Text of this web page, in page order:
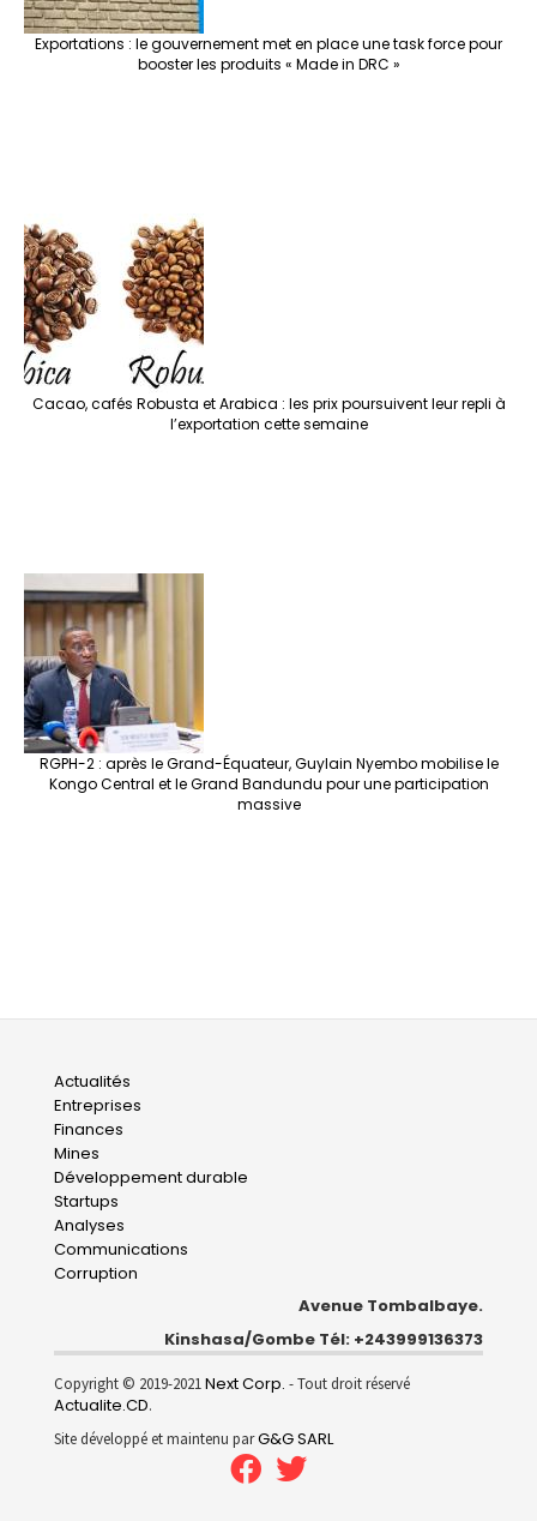
Exportations : le gouvernement met en place une task force pour
booster les produits « Made in DRC »
Cacao, cafés Robusta et Arabica : les prix poursuivent leur repli à
l’exportation cette semaine
RGPH-2 : après le Grand-Équateur, Guylain Nyembo mobilise le
Kongo Central et le Grand Bandundu pour une participation
massive
Main
navigation
Actualités
Entreprises
Finances
Mines
Développement durable
Startups
Analyses
Communications
Corruption
Avenue Tombalbaye.
Kinshasa/Gombe Tél: +243999136373
Copyright © 2019-2021Next Corp. - Tout droit réservé
Actualite.CD.
Site développé et maintenu parG&G SARL